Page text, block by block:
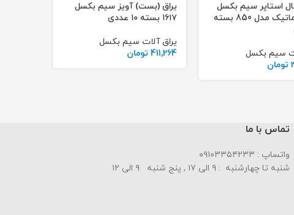
استاپر سیم بکسل
آویز اتوماتیک مدل 850 بسته
سیم بکسل
تومان
یراق (بست) آویز سیم بکسل
۱۶۱۷ بسته ۱۰ عددی
یراق آلات سیم بکسل
411,264 تومان
تماس با ما
واتساپ : ۰۹۱۰۳۳۵۴۲۳۳
شنبه تا چهارشنبه : ۹ الی ۱۷ , پنج شنبه ۹ الی ۱۲